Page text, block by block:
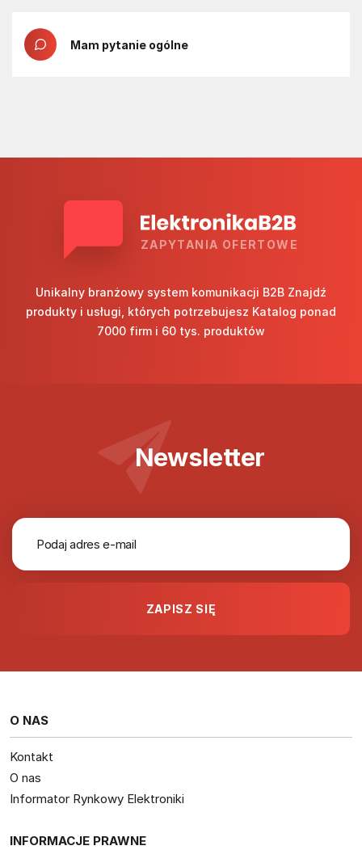
Mam pytanie ogólne
ZAPYTANIA OFERTOWE
Unikalny branżowy system komunikacji B2B Znajdź
produkty i usługi, których potrzebujesz Katalog ponad
7000 firm i 60 tys. produktów
Newsletter
O NAS
Kontakt
O nas
Informator Rynkowy Elektroniki
INFORMACJE PRAWNE